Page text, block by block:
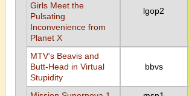
Girls Meet the
Pulsating
Inconvenience from
Planet X
lgop2
MTV's Beavis and
Butt-Head in Virtual
Stupidity
bbvs